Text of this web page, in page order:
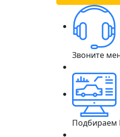
Звоните
Подбираем